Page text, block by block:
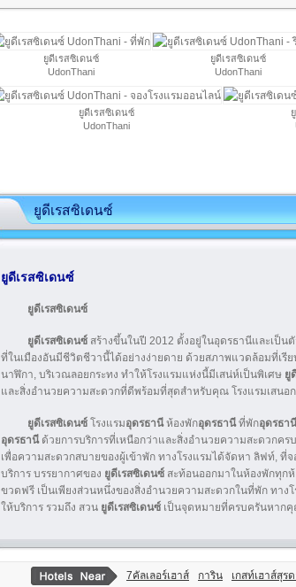
ยูดีเรสซิเดนซ์
UdonThani
ยูดีเรสซิเดนซ์
UdonThani
ยูดีเรสซิเดนซ์
UdonThani
ยูดีเรสซิเดนซ์
ยูดีเรสซิเดนซ์
ยูดีเรสซิเดนซ์
ยูดีเรสซิเดนซ์ สร้างขึ้นในปี 2012 ตั้งอยู่ในอุดรธานีและเป็น
ที่ในเมืองอันมีชีวิตชีวานี้ได้อย่างง่ายดาย ด้วยสภาพแวดล้อมที่เรีย
นาฬิกา, บริเวณลอยกระทง ทำให้โรงแรมแห่งนี้มีเสน่ห์เป็นพิเศษ ยู
และสิ่งอำนวยความสะดวกที่ดีพร้อมที่สุดสำหรับคุณ โรงแรมเสนอ
ยูดีเรสซิเดนซ์ โรงแรมอุดรธานีห้องพักอุดรธานีที่พักอุดรธานี
อุดรธานี ด้วยการบริการที่เหนือกว่าและสิ่งอำนวยความสะดวกคร
เพื่อความสะดวกสบายของผู้เข้าพัก ทางโรงแรมได้จัดหา ลิฟท์, ที่
บริการ บรรยากาศของ ยูดีเรสซิเดนซ์ สะท้อนออกมาในห้องพักทุกห้
ขวดฟรี เป็นเพียงส่วนหนึ่งของสิ่งอำนวยความสะดวกในที่พัก ทา
ให้บริการ รวมถึง สวน ยูดีเรสซิเดนซ์ เป็นจุดหมายที่ครบครันหาก
7คัลเลอร์เฮาส์ การิน เกสท์เฮาส์สุร